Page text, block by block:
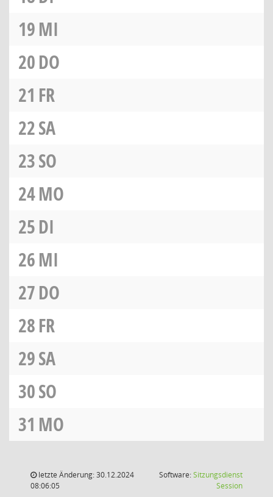
19MI
20DO
21 FR
22SA
23SO
24MO
25DI
26MI
27DO
28FR
29SA
30SO
31 MO
letzte Änderung: 30.12.2024
08:06:05
Software:Sitzungsdienst
Session(Wird in